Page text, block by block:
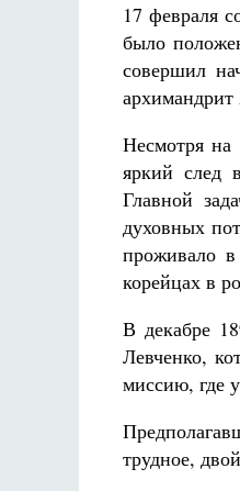
17 февраля
было
совершил
Несмотря на
яркий след
Главной
духовных
проживало
корейцах в
В декабре
Левченко,
миссию, где
трудное,